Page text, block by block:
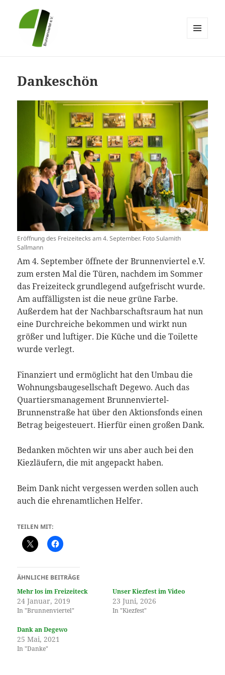
Dankeschön
Eröffnung des Freizeitecks am 4. September. Foto Sulamith
Sallmann
Am 4. September öffnete der Brunnenviertel e.V.
zum ersten Mal die Türen, nachdem im Sommer
das Freizeiteck grundlegend aufgefrischt wurde.
Am auffälligsten ist die neue grüne Farbe.
Außerdem hat der Nachbarschaftsraum hat nun
eine Durchreiche bekommen und wirkt nun
größer und luftiger. Die Küche und die Toilette
wurde verlegt.
Finanziert und ermöglicht hat den Umbau die
Wohnungsbaugesellschaft Degewo. Auch das
Quartiersmanagement Brunnenviertel-
Brunnenstraße hat über den Aktionsfonds einen
Betrag beigesteuert. Hierfür einen großen Dank.
Bedanken möchten wir uns aber auch bei den
Kiezläufern, die mit angepackt haben.
Beim Dank nicht vergessen werden sollen auch
auch die ehrenamtlichen Helfer.
TEILEN MIT:
ÄHNLICHE BEITRÄGE
Mehr los im Freizeiteck
24 Januar, 2019
In "Brunnenviertel"
Unser Kiezfest im Video
23 Juni, 2026
In "Kiezfest"
Dank an Degewo
25 Mai, 2021
In "Danke"